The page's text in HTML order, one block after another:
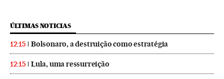
ÚLTIMAS NOTICIAS
12:15 Bolsonaro, a destruição como estratégia
12:15 Lula, uma ressurreição